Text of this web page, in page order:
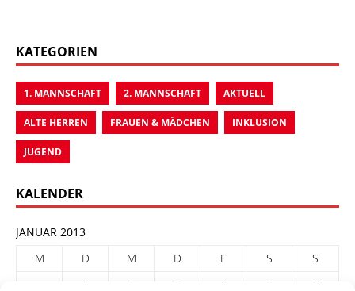
KATEGORIEN
1. MANNSCHAFT 2. MANNSCHAFT AKTUELL
ALTE HERREN FRAUEN & MÄDCHEN INKLUSION
JUGEND
KALENDER
JANUAR 2013
M
D M D F S
S
1
2 3 4 5 6